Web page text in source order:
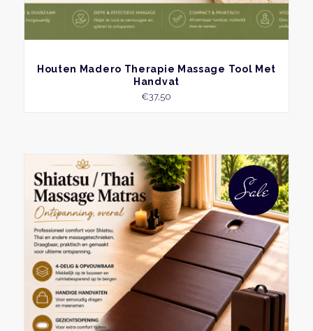
BEKIJK
Houten Madero Therapie Massage Tool Met
Handvat
€37,50
Sale
Dit
heeft
optie
de